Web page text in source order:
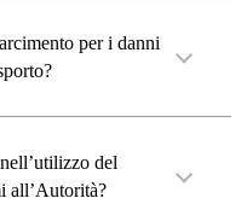
per i danni
del
all’Autorità?